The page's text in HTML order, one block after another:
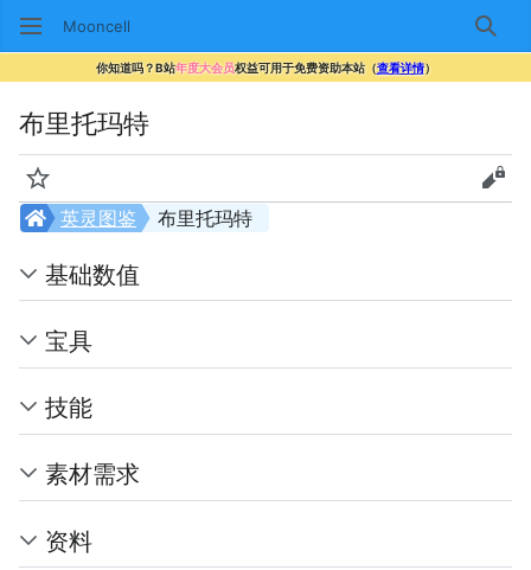
Mooncell 搜索
你知道吗？B站年度大会员权益可用于免费资助本站（查看详情）
布里托玛特
监视 查看
布里托玛特
英灵图鉴
基础数值
宝具
技能
素材需求
资料